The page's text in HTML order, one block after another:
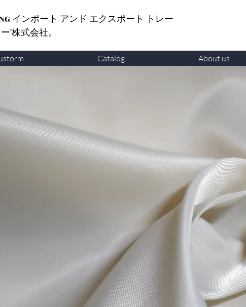
インポート アンド エクスポート トレー
'株式会社。
Catalog About us